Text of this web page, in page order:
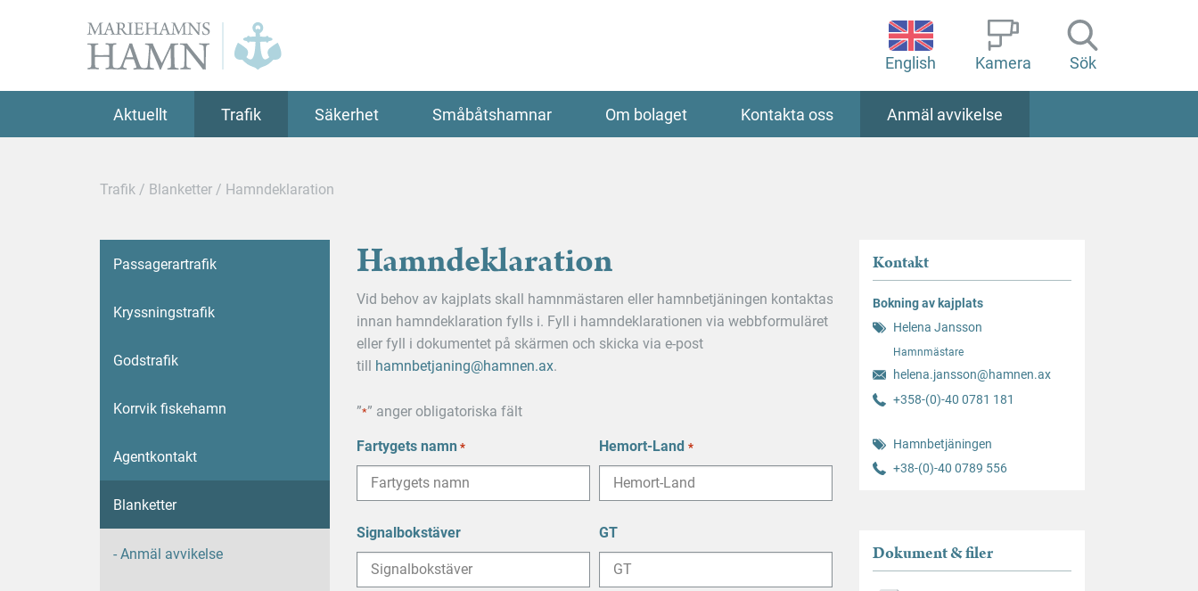
Mariehamns
hamn
English Kamera Sök
Aktuellt Trafik Säkerhet Småbåtshamnar Om bolaget Kontakta oss Anmäl avvikelse
Trafik / Blanketter / Hamndeklaration
Passagerartrafik
Kryssningstrafik
Godstrafik
Korrvik fiskehamn
Agentkontakt
Blanketter
- Anmäl avvikelse
Hamndeklaration
Vid behov av kajplats skall hamnmästaren eller hamnbetjäningen kontaktas
innan hamndeklaration fylls i. Fyll i hamndeklarationen via webbformuläret
eller fyll i dokumentet på skärmen och skicka via e-post
till hamnbetjaning@hamnen.ax.
”*” anger obligatoriska fält
Fartygets namn * Hemort-Land *
Signalbokstäver GT
Kontakt
Bokning av kajplats
Helena Jansson
Hamnmästare
helena.jansson@hamnen.ax
+358-(0)-40 0781 181
Hamnbetjäningen
+38-(0)-40 0789 556
Dokument & filer